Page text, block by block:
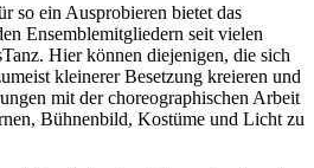
so ein Ausprobieren bietet das
Ensemblemitgliedern seit vielen
Hier können diejenigen, die sich
kleinerer Besetzung kreieren und
mit der choreographischen Arbeit
Bühnenbild, Kostüme und Licht zu